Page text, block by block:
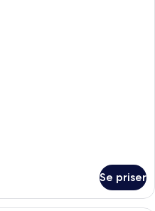
Se priser